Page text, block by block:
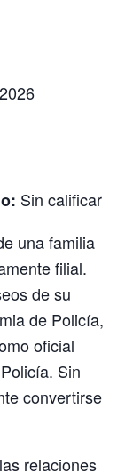
Sin calificar
una familia
filial.
de su
de Policía,
oficial
Sin
convertirse
relaciones